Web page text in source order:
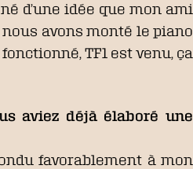
d’une idée que mon ami
avons monté le piano
fonctionné, TF1 est venu, ça
aviez déjà élaboré une
favorablement à mon